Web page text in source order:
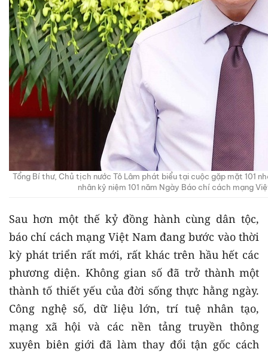
Tổng Bí thư, Chủ tịch nước Tô Lâm phát biểu tại cuộc gặp mặt 101
nhân kỷ niệm 101 năm Ngày Báo chí cách mạng
Sau hơn một thế kỷ đồng hành cùng dân tộc,
báo chí cách mạng Việt Nam đang bước vào thời
kỳ phát triển rất mới, rất khác trên hầu hết các
phương diện. Không gian số đã trở thành một
thành tố thiết yếu của đời sống thực hằng ngày.
Công nghệ số, dữ liệu lớn, trí tuệ nhân tạo,
mạng xã hội và các nền tảng truyền thông
xuyên biên giới đã làm thay đổi tận gốc cách